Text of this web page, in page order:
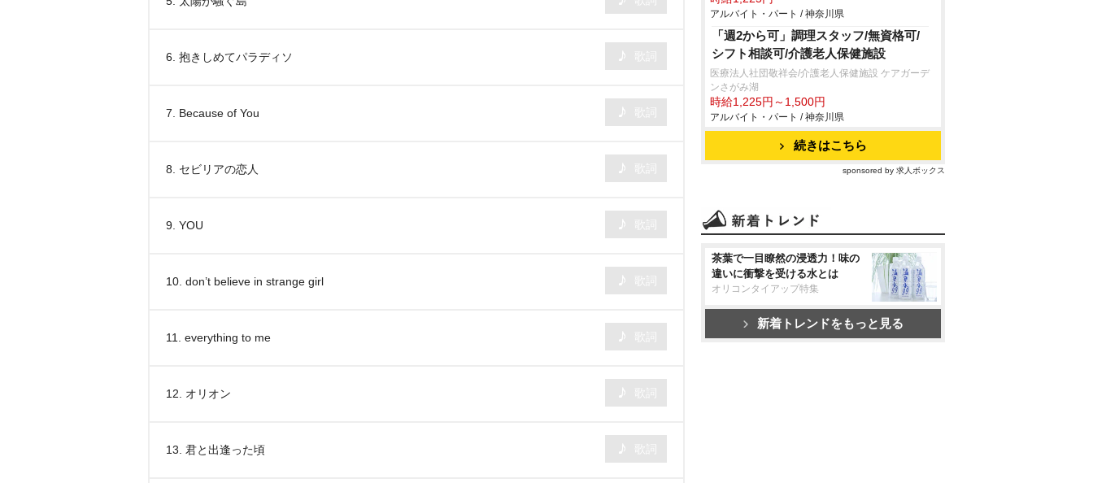
6. 抱きしめてパラディソ
7. Because of You
8. セビリアの恋人
9. YOU
10. don’t believe in strange girl
11. everything to me
12. オリオン
13. 君と出逢った頃
アルバイト・パート / 神奈川県
「週2から可」調理スタッフ/無資格可/
シフト相談可/介護老人保健施設
医療法人社団敬祥会/介護老人保健施設 ケアガーデ
ンさがみ湖
時給1,225円～1,500円
アルバイト・パート / 神奈川県
続きはこちら
sponsored by 求人ボックス
茶葉で一目瞭然の浸透力！味の
違いに衝撃を受ける水とは
オリコンタイアップ特集
新着トレンドをもっと見る